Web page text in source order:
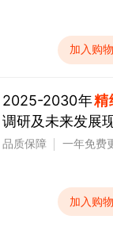
加入购
2025-2030年精
调研及未来发展
品质保障 一年免费
加入购